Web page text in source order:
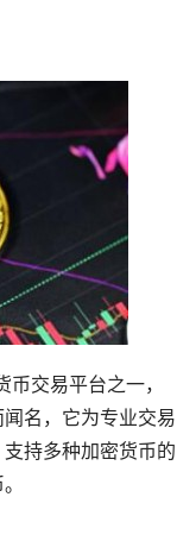
交易平台之一，
名，它为专业交易
持多种加密货币的